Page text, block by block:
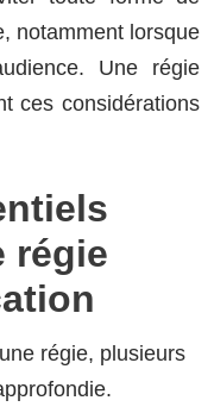
notamment lorsque
Une régie
ces considérations
régie
régie, plusieurs